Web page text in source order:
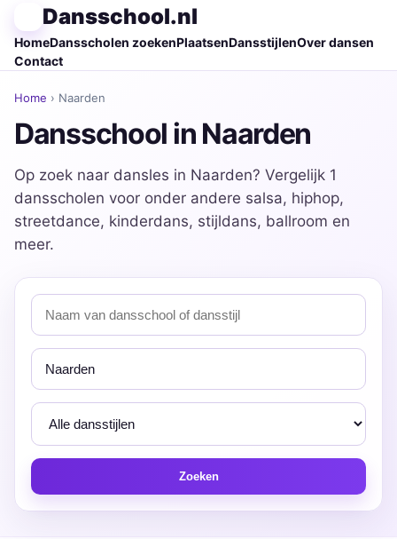
Dansschool.nl
HomeDansscholen zoekenPlaatsenDansstijlenOver dansen
Contact
Home › Naarden
Dansschool in Naarden
Op zoek naar dansles in Naarden? Vergelijk 1
dansscholen voor onder andere salsa, hiphop,
streetdance, kinderdans, stijldans, ballroom en
meer.
Zoeken